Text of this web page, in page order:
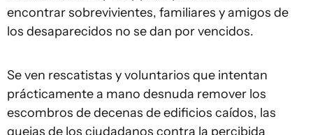
encontrar sobrevivientes, familiares y amigos de
los desaparecidos no se dan por vencidos.
Se ven rescatistas y voluntarios que intentan
prácticamente a mano desnuda remover los
escombros de decenas de edificios caídos, las
quejas de los ciudadanos contra la percibida